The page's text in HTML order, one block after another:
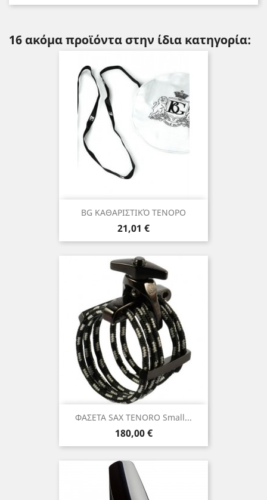
16 ακόμα προϊόντα στην ίδια κατηγορία:
BG ΚΑΘΑΡΙΣΤΙΚΌ ΤΕΝΟΡΟ
Τιμή
21,01 €
ΦΑΣΕΤΑ SAX TENORO Small...
Τιμή
180,00 €